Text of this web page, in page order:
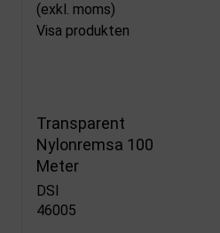
(exkl. moms)
Visa produkten
Transparent
Nylonremsa 100
Meter
DSI
46005